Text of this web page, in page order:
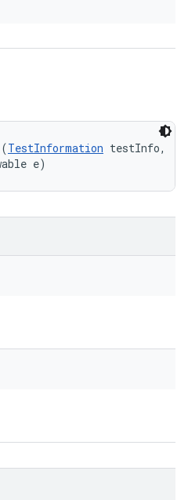
TestInformation testInfo,
e)